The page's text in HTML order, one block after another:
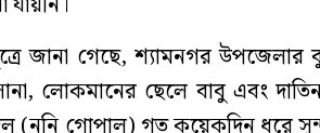
জানা গেছে, শ্যামনগর উপজেলার
লোকমানের ছেলে বাবু এবং